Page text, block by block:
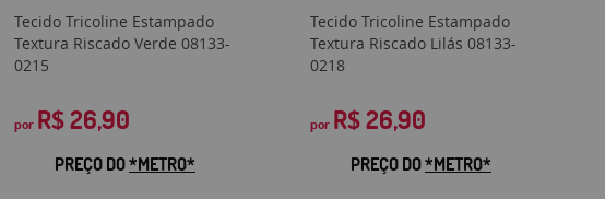
Tecido Tricoline Estampado
Textura Riscado Verde 08133-
0215
por R$ 26,90
PREÇO DO*METRO*
Tecido Tricoline Estampado
Textura Riscado Lilás 08133-
0218
por R$ 26,90
PREÇO DO*METRO*